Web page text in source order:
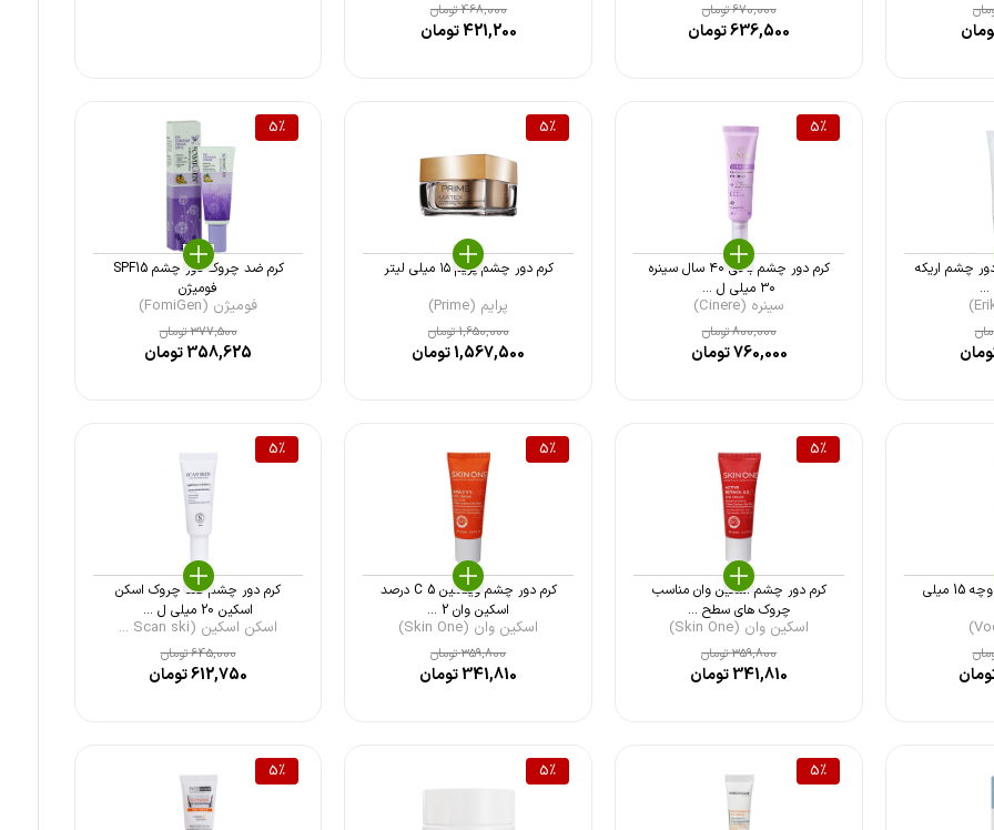
670,000تومان
636,500تومان
468,000تومان
421,200تومان
چشم اریکه
5%
کرم دور چشم بالای ۴۰ سال سینره
۳۰ میلی ل ...
سینره (Cinere)
800,000تومان
760,000تومان
5%
کرم دور چشم پریم ۱۵ میلی لیتر
پرایم (Prime)
1,650,000تومان
1,567,500تومان
5%
کرم ضد چروک دور چشم SPF15
فومیژن
فومیژن (FomiGen)
377,500تومان
358,625تومان
کرم دور چشم قوی وچه 15 میلی
5%
کرم دور چشم اسکین وان مناسب
چروک های سطح ...
اسکین وان (Skin One)
359,800تومان
341,810تومان
5%
کرم دور چشم ویتامین C 5 درصد
اسکین وان 2 ...
اسکین وان (Skin One)
359,800تومان
341,810تومان
5%
کرم دور چشم ضد چروک اسکن
اسکین 20 میلی ل ...
اسکن اسکین (Scan ski ...
645,000تومان
612,750تومان
5%
5%
5%